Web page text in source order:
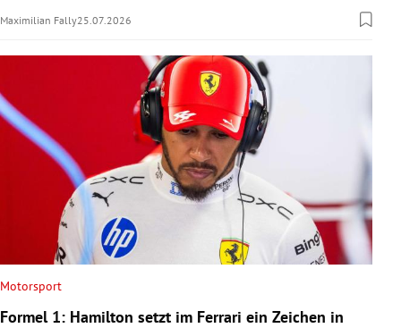
Maximilian Fally25.07.2026
Motorsport
Formel 1: Hamilton setzt im Ferrari ein Zeichen in